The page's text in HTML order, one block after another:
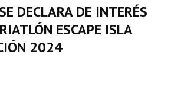
DECLARA DE INTERÉS
ESCAPE ISLA
2024